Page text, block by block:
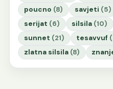
poucno (8) savjeti (5)
serijat (6) silsila (10)
sunnet (21) tesavvuf
zlatna silsila (8)